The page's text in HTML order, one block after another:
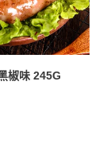
椒味 245G